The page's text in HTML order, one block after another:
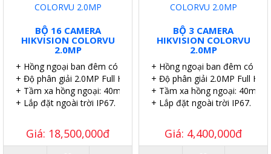
BỘ 16 CAMERA
HIKVISION COLORVU
2.0MP
+ Hồng ngoại ban đêm có màu.
+ Độ phân giải 2.0MP Full HD.
+ Tầm xa hồng ngoại: 40m.
+ Lắp đặt ngoài trời IP67.
Giá: 18,500,000đ
BỘ 3 CAMERA
HIKVISION COLORVU
2.0MP
+ Hồng ngoại ban đêm có
+ Độ phân giải 2.0MP Full HD.
+ Tầm xa hồng ngoại: 40m.
+ Lắp đặt ngoài trời IP67.
Giá: 4,400,000đ